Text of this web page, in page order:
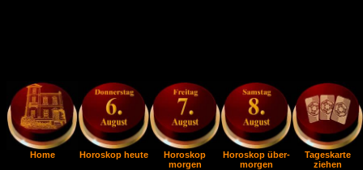
Home Horoskop heute
Horoskop
morgen
Horoskop über-
morgen
Tageskarte
ziehen